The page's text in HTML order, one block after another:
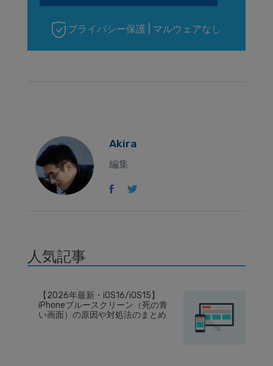
プライバシー保護 | マルウェアなし
Akira
編集
人気記事
【2026年最新・iOS16/iOS15】
iPhoneブルースクリーン（死の青
い画面）の原因や対処法のまとめ